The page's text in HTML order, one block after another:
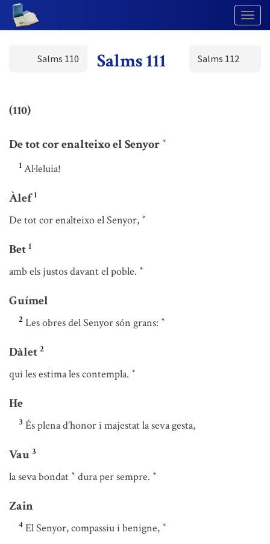
Salms 110 Salms 111 Salms 112
(110)
De tot cor enalteixo el Senyor *
1 Al·leluia!
Àlef 1
De tot cor enalteixo el Senyor, *
Bet 1
amb els justos davant el poble. *
Guímel
2 Les obres del Senyor són grans: *
Dàlet 2
qui les estima les contempla. *
He
3 És plena d’honor i majestat la seva gesta,
Vau 3
la seva bondat * dura per sempre. *
Zain
4 El Senyor, compassiu i benigne, *